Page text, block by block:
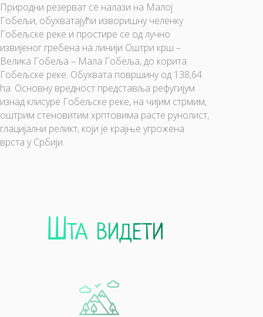
Природни резерват се налази на Малој
Гобељи, обухватајући изворишну челенку
Гобељске реке и простире се од лучно
извијеног гребена на линији Оштри крш –
Велика Гобеља – Мала Гобеља, до корита
Гобељске реке. Обухвата површину од 138,64
ha. Основну вредност представља рефугијум
изнад клисуре Гобељске реке, на чијим стрмим,
оштрим стеновитим хрптовима расте рунолист,
глацијални реликт, који је крајње угрожена
врста у Србији.
Шта видети